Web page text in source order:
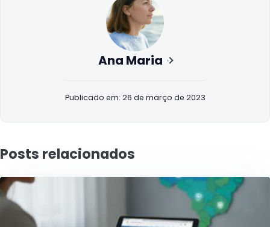
Ana Maria
Publicado em: 26 de março de 2023
Posts relacionados